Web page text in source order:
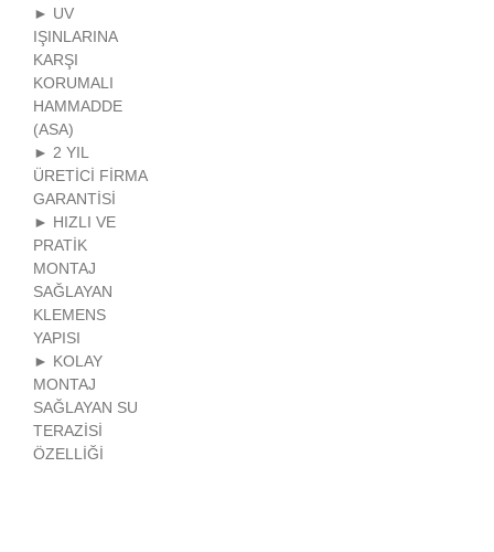
► UV
IŞINLARINA
KARŞI
KORUMALI
HAMMADDE
(ASA)
► 2 YIL
ÜRETİCİ FİRMA
GARANTİSİ
► HIZLI VE
PRATİK
MONTAJ
SAĞLAYAN
KLEMENS
YAPISI
► KOLAY
MONTAJ
SAĞLAYAN SU
TERAZİSİ
ÖZELLİĞİ